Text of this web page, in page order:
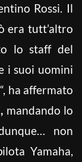
Rossi. Il
era tutt’altro
lo staff del
i suoi uomini
“, ha affermato
mandando lo
non
Yamaha,